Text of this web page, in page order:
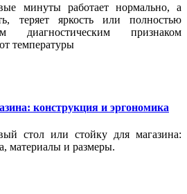
минуты работает нормально, а
теряет яркость или полностью
диагностическим признаком
температуры
конструкция и эргономика
стол или стойку для магазина:
материалы и размеры.